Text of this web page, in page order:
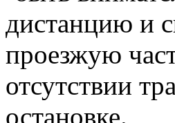
дистанцию и
проезжую
отсутствии
остановке.